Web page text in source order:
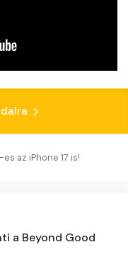
az iPhone 17 is!
a Beyond Good